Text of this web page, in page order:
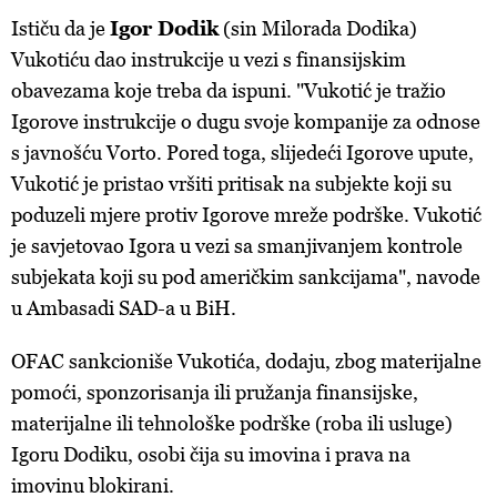
Ističu da jeIgor Dodik (sin Milorada Dodika)
Vukotiću dao instrukcije u vezi s finansijskim
obavezama koje treba da ispuni. "Vukotić je tražio
Igorove instrukcije o dugu svoje kompanije za odnose
s javnošću Vorto. Pored toga, slijedeći Igorove upute,
Vukotić je pristao vršiti pritisak na subjekte koji su
poduzeli mjere protiv Igorove mreže podrške. Vukotić
je savjetovao Igora u vezi sa smanjivanjem kontrole
subjekata koji su pod američkim sankcijama", navode
u Ambasadi SAD-a u BiH.
OFAC sankcioniše Vukotića, dodaju, zbog materijalne
pomoći, sponzorisanja ili pružanja finansijske,
materijalne ili tehnološke podrške (roba ili usluge)
Igoru Dodiku, osobi čija su imovina i prava na
imovinu blokirani.